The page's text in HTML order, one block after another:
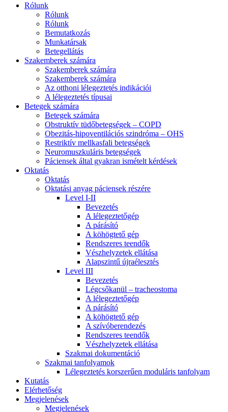
Rólunk
Rólunk
Rólunk
Bemutatkozás
Munkatársak
Betegellátás
Szakemberek számára
Szakemberek számára
Szakemberek számára
Az otthoni lélegeztetés indikációi
A lélegeztetés típusai
Betegek számára
Betegek számára
Obstruktív tüdőbetegségek – COPD
Obezitás-hipoventilációs szindróma – OHS
Restriktív mellkasfali betegségek
Neuromuszkuláris betegségek
Páciensek által gyakran ismételt kérdések
Oktatás
Oktatás
Oktatási anyag páciensek részére
Level I-II
Bevezetés
A lélegeztetőgép
A párásító
A köhögtető gép
Rendszeres teendők
Vészhelyzetek ellátása
Alapszintű újraélesztés
Level III
Bevezetés
Légcsőkanül – tracheostoma
A lélegeztetőgép
A párásító
A köhögtető gép
A szívóberendezés
Rendszeres teendők
Vészhelyzetek ellátása
Szakmai dokumentáció
Szakmai tanfolyamok
Lélegeztetés korszerűen moduláris tanfolyam
Kutatás
Elérhetőség
Megjelenések
Megjelenések